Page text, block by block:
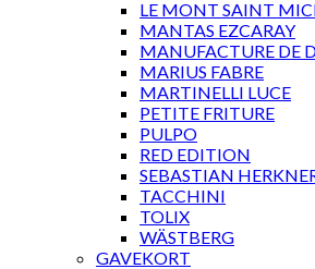
LE MONT SAINT
MANTAS EZCARAY
MANUFACTURE DE
MARIUS FABRE
MARTINELLI LUCE
PETITE FRITURE
PULPO
RED EDITION
SEBASTIAN
TACCHINI
TOLIX
WÄSTBERG
GAVEKORT